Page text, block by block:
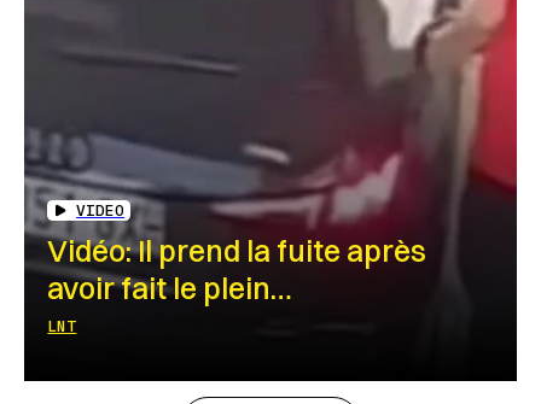
VIDEO
Vidéo: Il prend la fuite après
avoir fait le plein…
LNT